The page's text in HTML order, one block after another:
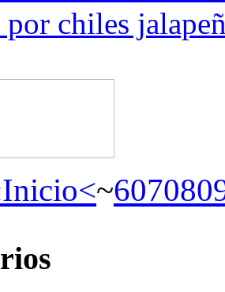
por chiles
<~607080